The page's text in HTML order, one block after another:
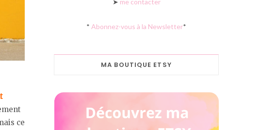
ce
➤ me contacter
* Abonnez-vous à la Newsletter*
MA BOUTIQUE ETSY